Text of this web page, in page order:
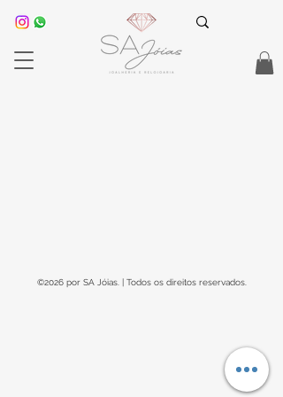
©2026 por SA Jóias. | Todos os direitos reservados.